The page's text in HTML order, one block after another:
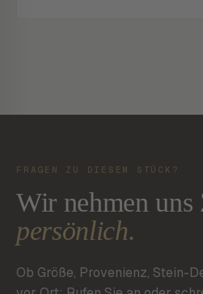
FRAGEN ZU DIESEM STÜCK?
Wir nehmen uns
persönlich.
Ob Größe, Provenienz, Stein-